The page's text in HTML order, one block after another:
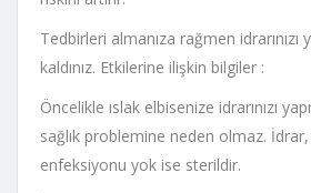
Tedbirleri almanıza rağmen
kaldınız. Etkilerine ilişkin bilgiler :
Öncelikle ıslak elbisenize idrarınızı
sağlık problemine neden olmaz.
enfeksiyonu yok ise sterildir.